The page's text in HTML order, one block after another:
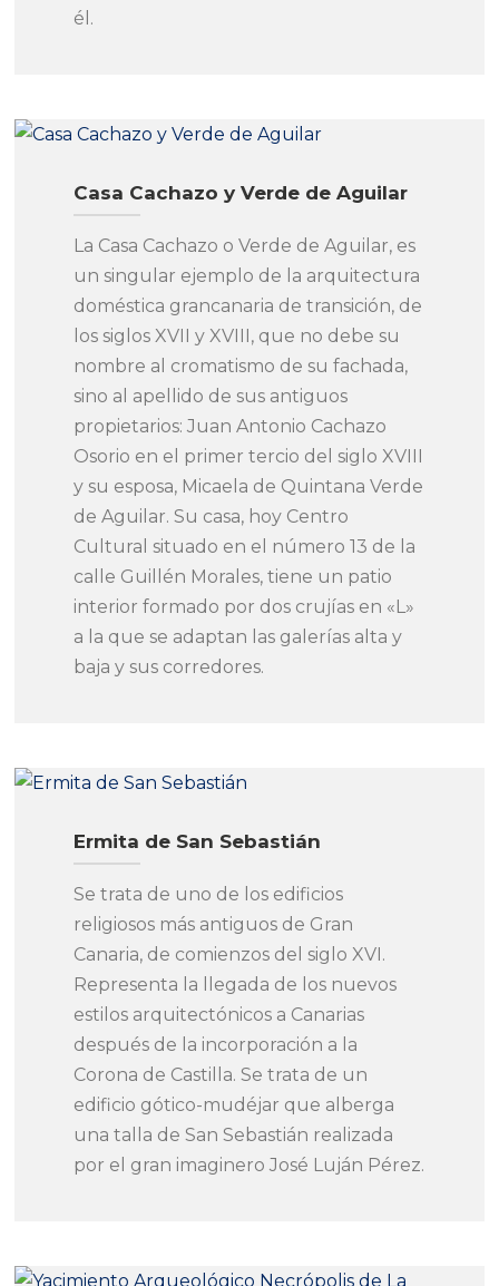
él.
Casa Cachazo y Verde de Aguilar
La Casa Cachazo o Verde de Aguilar, es
un singular ejemplo de la arquitectura
doméstica grancanaria de transición, de
los siglos XVII y XVIII, que no debe su
nombre al cromatismo de su fachada,
sino al apellido de sus antiguos
propietarios: Juan Antonio Cachazo
Osorio en el primer tercio del siglo XVIII
y su esposa, Micaela de Quintana Verde
de Aguilar. Su casa, hoy Centro
Cultural situado en el número 13 de la
calle Guillén Morales, tiene un patio
interior formado por dos crujías en «L»
a la que se adaptan las galerías alta y
baja y sus corredores.
Ermita de San Sebastián
Se trata de uno de los edificios
religiosos más antiguos de Gran
Canaria, de comienzos del siglo XVI.
Representa la llegada de los nuevos
estilos arquitectónicos a Canarias
después de la incorporación a la
Corona de Castilla. Se trata de un
edificio gótico-mudéjar que alberga
una talla de San Sebastián realizada
por el gran imaginero José Luján Pérez.